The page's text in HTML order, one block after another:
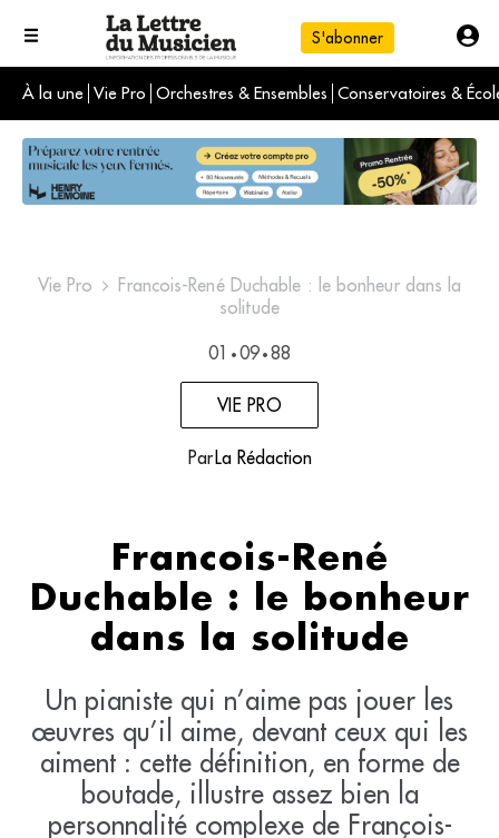
S'abonner
À la une Vie Pro Orchestres & Ensembles Conservatoires &
L'info du jour
Le numéro du mois
International
Vie Pro
Francois-René Duchable : le bonheur dans la
solitude
01 • 09 • 88
VIE PRO
Par La Rédaction
Francois-René
Duchable : le bonheur
dans la solitude
Un pianiste qui n’aime pas jouer les
œuvres qu’il aime, devant ceux qui les
aiment : cette définition, en forme de
boutade, illustre assez bien la
personnalité complexe de François-